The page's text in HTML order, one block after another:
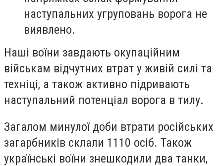
наступальних угруповань ворога не
виявлено.
Наші воїни завдають окупаційним
військам відчутних втрат у живій силі та
техніці, а також активно підривають
наступальний потенціал ворога в тилу.
Загалом минулої доби втрати російських
загарбників склали 1110 осіб. Також
українські воїни знешкодили два танки,